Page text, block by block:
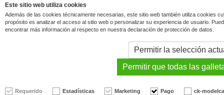
© 2026 | ck-modelcars Christoph Krombach e.K.
4.9/5.00of7447 ck-modelcars.de customer reviews | Trusted Shops
Este sitio web utiliza cookies
Además de las cookies técnicamente necesarias, este sitio web también utiliza cookies
propósito es analizar el acceso al sitio web o personalizar su experiencia de usuario.
encontrar más información al respecto en nuestra declaración de protección de datos.
Permitir la selección
Permitir que todas las
Requerido Estadísticas Marketing Pago ck-